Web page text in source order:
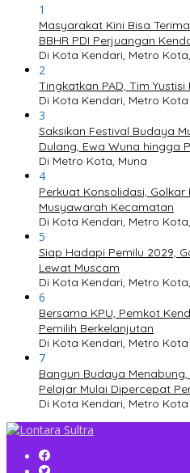
1
Masyarakat Kini Bisa
BBHR PDI Perjuangan
Di Kota Kendari, Metro
2
Tingkatkan PAD, Tim
Di Kota Kendari, Metro Kota
3
Saksikan Festival Budaya
Dulang, Ewa Wuna hingga
Di Metro Kota, Muna
4
Perkuat Konsolidasi,
Musyawarah Kecamatan
Di Kota Kendari, Metro
5
Siap Hadapi Pemilu 2029,
Lewat Muscam
Di Kota Kendari, Metro
6
Bersama KPU, Pemkot
Pemilih Berkelanjutan
Di Kota Kendari, Metro Kota
7
Bangun Budaya
Pelajar Mulai Dipercepat
Di Kota Kendari, Metro Kota